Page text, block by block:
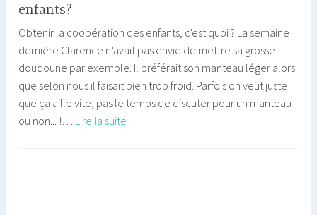
enfants?
Obtenir la coopération des enfants, c'est quoi ? La semaine
dernière Clarence n'avait pas envie de mettre sa grosse
doudoune par exemple. Il préférait son manteau léger alors
que selon nous il faisait bien trop froid. Parfois on veut juste
que ça aille vite, pas le temps de discuter pour un manteau
ou non... !… Lire la suite